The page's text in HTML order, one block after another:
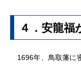
４．安龍福
1696年、鳥取藩に